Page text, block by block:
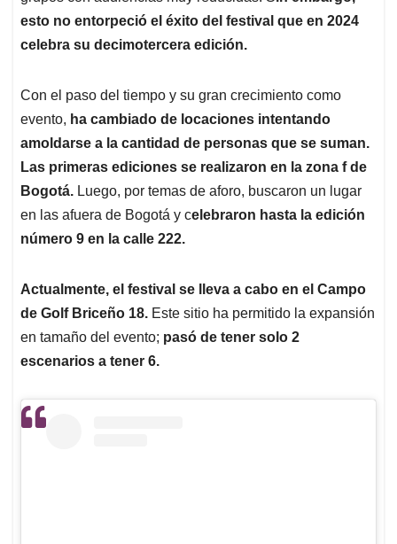
esto no entorpeció el éxito del festival que en 2024
celebra su decimotercera edición.
Con el paso del tiempo y su gran crecimiento como
evento, ha cambiado de locaciones intentando
amoldarse a la cantidad de personas que se suman.
Las primeras ediciones se realizaron en la zona f de
Bogotá. Luego, por temas de aforo, buscaron un lugar
en las afuera de Bogotá y celebraron hasta la edición
número 9 en la calle 222.
Actualmente, el festival se lleva a cabo en el Campo
de Golf Briceño 18. Este sitio ha permitido la expansión
en tamaño del evento; pasó de tener solo 2
escenarios a tener 6.